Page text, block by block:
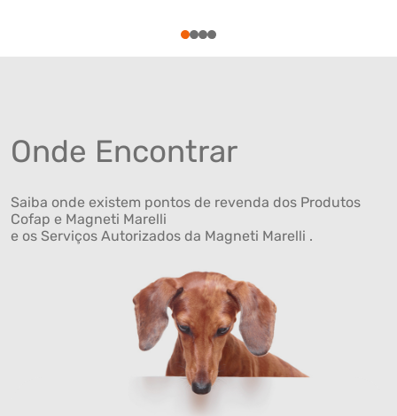
1234
Onde Encontrar
Saiba onde existem pontos de revenda dos Produtos
Cofap e Magneti Marelli
e os Serviços Autorizados da Magneti Marelli .